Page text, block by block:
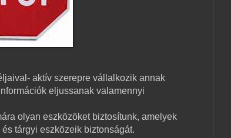
aktív szerepre vállalkozik annak
eljussanak valamennyi
olyan eszközöket biztosítunk, amelyek
tárgyi eszközeik biztonságát.